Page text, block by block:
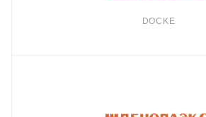
DOCKE